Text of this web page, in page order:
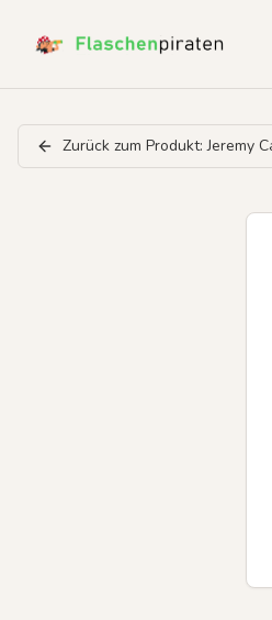
Zurück zum Produkt:Jeremy